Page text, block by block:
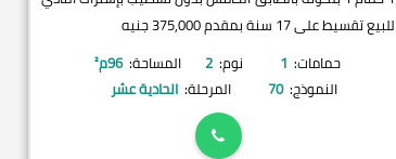
للبيع تقسيط على 17 سنة بمقدم 375,000 جنيه
حمامات: 1 نوم: 2 المساحة: 96م²
النموذج: 70 المرحلة: الحادية عشر